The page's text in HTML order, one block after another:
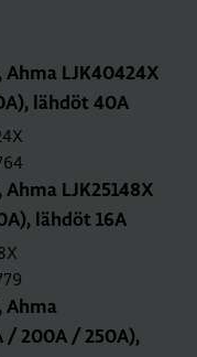
LJK40424X
läh­döt 40A
LJK25148X
läh­döt 16A
Ahma
/ 200A / 250A),